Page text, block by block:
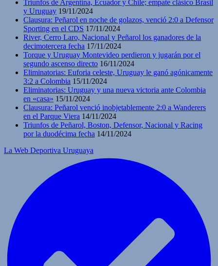
Triunfos de Argentina, Ecuador y Chile; empate clásico Brasil
y Uruguay 19/11/2024
Clausura: Peñarol en noche de golazos, venció 2:0 a Defensor
Sporting en el CDS 17/11/2024
River, Cerro Laro, Nacional y Peñarol los ganadores de la
decimotercera fecha 17/11/2024
Torque y Uruguay Montevideo perdieron y jugarán por el
segundo ascenso directo 16/11/2024
Eliminatorias: Euforia celeste, Uruguay le ganó agónicamente
3:2 a Colombia 15/11/2024
Eliminatorias: Uruguay y una nueva victoria ante Colombia
en «casa» 15/11/2024
Clausura: Peñarol venció inobjetablemente 2:0 a Wanderers
en el Parque Viera 14/11/2024
Triunfos de Peñarol, Boston, Defensor, Nacional y Racing
por la duodécima fecha 14/11/2024
La Web Deportiva Uruguaya